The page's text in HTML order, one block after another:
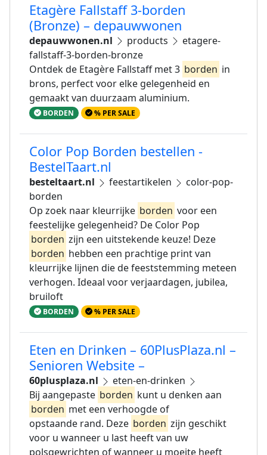
Etagère Fallstaff 3-borden
(Bronze) – depauwwonen
depauwwonen.nl products
etagere-
fallstaff-3-borden-bronze
Ontdek de Etagère Fallstaff met 3 borden in
brons, perfect voor elke gelegenheid en
gemaakt van duurzaam aluminium.
BORDEN % PER SALE
Color Pop Borden bestellen -
BestelTaart.nl
besteltaart.nl feestartikelen
color-pop-
borden
Op zoek naar kleurrijke borden voor een
feestelijke gelegenheid? De Color Pop
borden zijn een uitstekende keuze! Deze
borden hebben een prachtige print van
kleurrijke lijnen die de feeststemming meteen
verhogen. Ideaal voor verjaardagen, jubilea,
bruiloft
BORDEN % PER SALE
Eten en Drinken – 60PlusPlaza.nl –
Senioren Website –
60plusplaza.nl
eten-en-drinken
Bij aangepaste borden kunt u denken aan
borden met een verhoogde of
opstaande rand. Deze borden zijn geschikt
voor u wanneer u last heeft van uw
polsgewrichten of wanneer u moeite heeft